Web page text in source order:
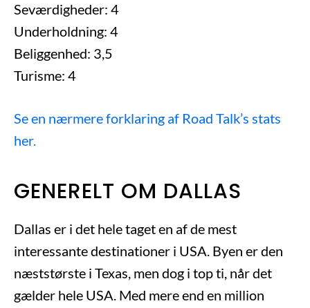
Seværdigheder: 4
Underholdning: 4
Beliggenhed: 3,5
Turisme: 4
Se en nærmere forklaring af Road Talk’s stats
her.
GENERELT OM DALLAS
Dallas er i det hele taget en af de mest
interessante destinationer i USA. Byen er den
næststørste i Texas, men dog i top ti, når det
gælder hele USA. Med mere end en million